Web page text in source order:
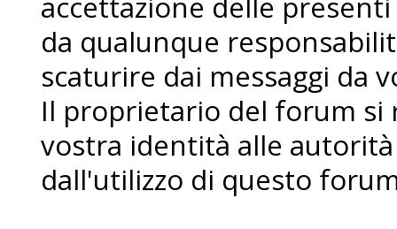
da qualunque
scaturire dai messaggi da
Il proprietario del forum
vostra identità alle
dall'utilizzo di questo